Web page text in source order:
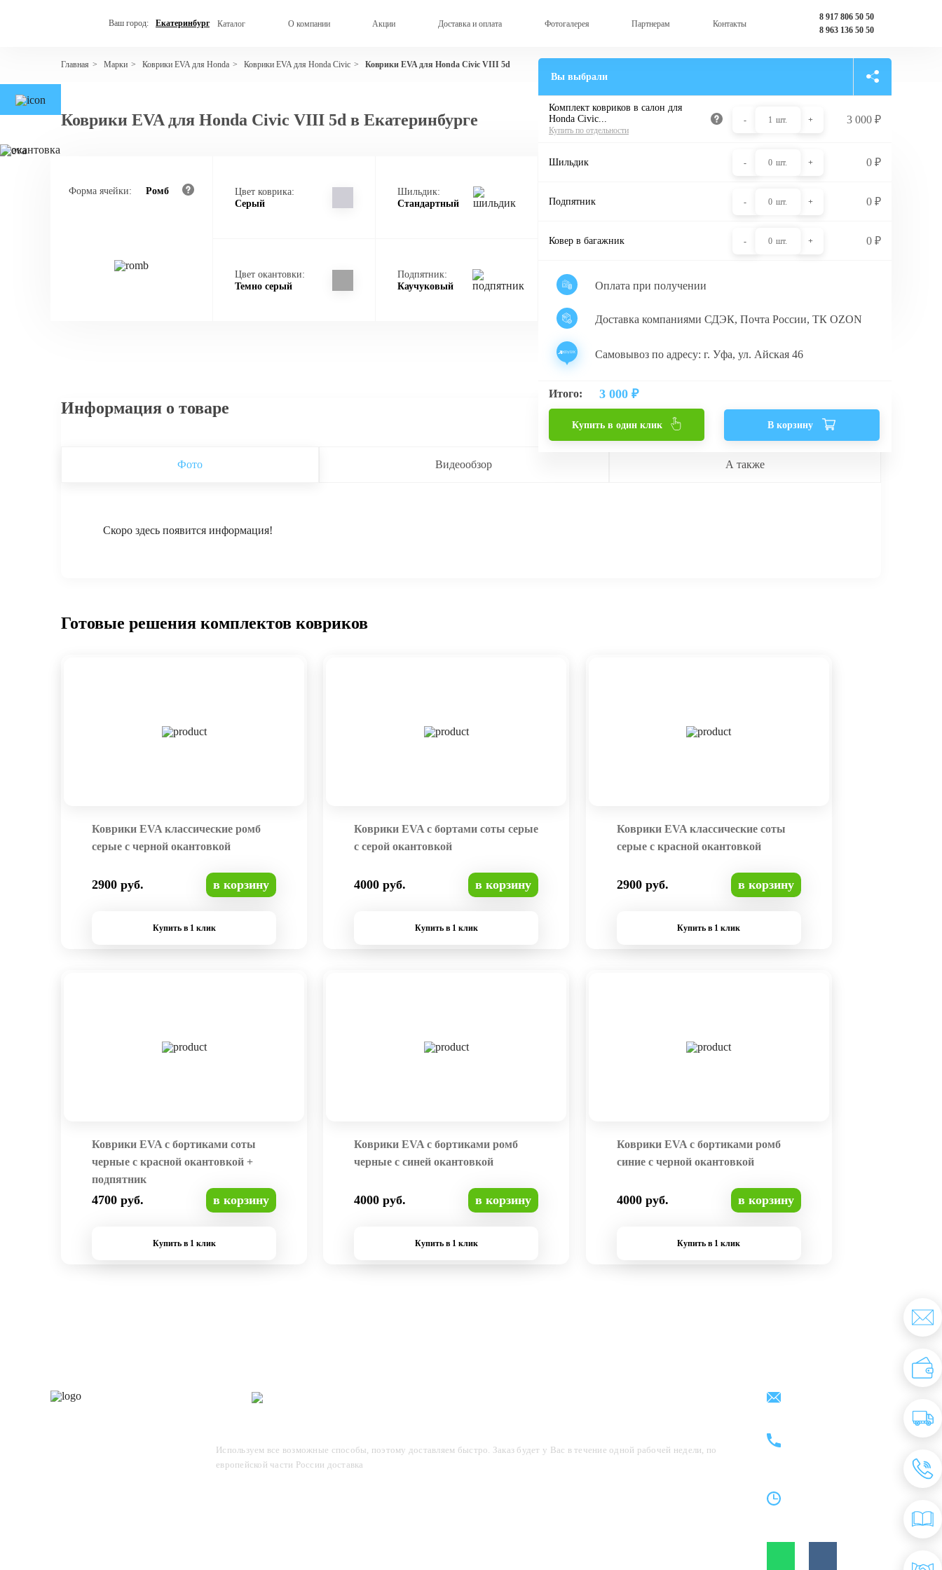
Ваш город: Екатеринбург Каталог О компании Акции Доставка и оплата Фотогалерея Партнерам Контакты
8 917 806 50 50
8 963 136 50 50
Главная > Марки > Коврики EVA для Honda > Коврики EVA для Honda Civic > Коврики EVA для Honda Civic VIII 5d
Коврики EVA для Honda Civic VIII 5d в Екатеринбурге
Форма ячейки: Ромб
Цвет коврика:
Серый
Шильдик:
Стандартный
Цвет окантовки:
Темно серый
Подпятник:
Каучуковый
Вы выбрали
Комплект ковриков в салон для
Honda Civic...
Купить по отдельности
- 1 шт. + 3 000₽
Шильдик - 0 шт. + 0₽
Подпятник - 0 шт. + 0₽
Ковер в багажник - 0 шт. + 0₽
Оплата при получении
Доставка компаниями СДЭК, Почта России, ТК OZON
Самовывоз по адресу: г. Уфа, ул. Айская 46
Итого: 3 000 ₽
Купить в один клик В корзину
Информация о товаре
Фото Видеообзор А также
Скоро здесь появится информация!
Готовые решения комплектов ковриков
Коврики EVA классические ромб
серые с черной окантовкой
2900 руб. в корзину
Купить в 1 клик
Коврики EVA с бортами соты серые
с серой окантовкой
4000 руб. в корзину
Купить в 1 клик
Коврики EVA классические соты
серые с красной окантовкой
2900 руб. в корзину
Купить в 1 клик
Коврики EVA с бортиками соты
черные с красной окантовкой +
подпятник
4700 руб. в корзину
Купить в 1 клик
Коврики EVA с бортиками ромб
черные с синей окантовкой
4000 руб. в корзину
Купить в 1 клик
Коврики EVA с бортиками ромб
синие с черной окантовкой
4000 руб. в корзину
Купить в 1 клик
Используем все возможные способы, поэтому доставляем быстро. Заказ будет у Вас в течение одной рабочей недели, по
европейской части России доставка